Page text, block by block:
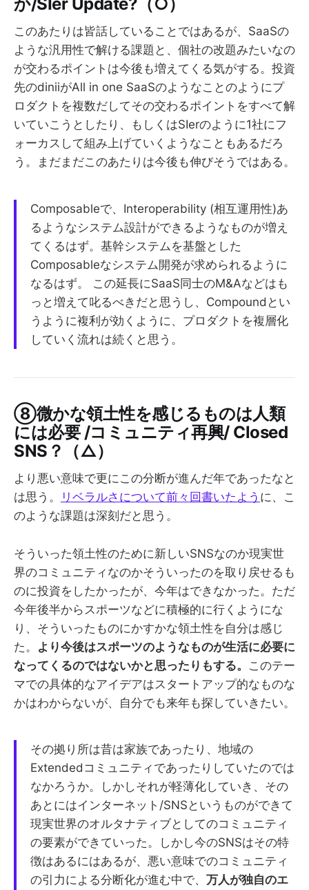
このあたりは皆話していることではあるが、SaaSの
ような汎用性で解ける課題と、個社の改題みたいなの
が交わるポイントは今後も増えてくる気がする。投資
先のdiniiがAll in one SaaSのようなことのようにプ
ロダクトを複数だしてその交わるポイントをすべて解
いていこうとしたり、もしくはSIerのように1社にフ
ォーカスして組み上げていくようなこともあるだろ
う。まだまだこのあたりは今後も伸びそうではある。
Composableで、Interoperability (相互運用性)あ
るようなシステム設計ができるようなものが増え
てくるはず。基幹システムを基盤とした
Composableなシステム開発が求められるように
なるはず。 この延長にSaaS同士のM&Aなどはも
っと増えて叱るべきだと思うし、Compoundとい
うように複利が効くように、プロダクトを複層化
していく流れは続くと思う。
⑧微かな領土性を感じるものは人類
には必要 /コミュニティ再興/ Closed
SNS？（△）
より悪い意味で更にこの分断が進んだ年であったなと
は思う。
リベラルさについて前々回書いたよう に、こ
のような課題は深刻だと思う。
そういった領土性のために新しいSNSなのか現実世
界のコミュニティなのかそういったのを取り戻せるも
のに投資をしたかったが、今年はできなかった。ただ
今年後半からスポーツなどに積極的に行くようにな
り、そういったものにかすかな領土性を自分は感じ
た。 より今後はスポーツのようなものが生活に必要に
なってくるのではないかと思ったりもする。 このテー
マでの具体的なアイデアはスタートアップ的なものな
かはわからないが、自分でも来年も探していきたい。
その拠り所は昔は家族であったり、地域の
Extendedコミュニティであったりしていたのでは
なかろうか。しかしそれが軽薄化していき、その
あとにはインターネット/SNSというものができて
現実世界のオルタナティブとしてのコミュニティ
の要素ができていった。しかし今のSNSはその特
徴はあるにはあるが、悪い意味でのコミュニティ
の引力による分断化が進む中で、 万人が独自のエ